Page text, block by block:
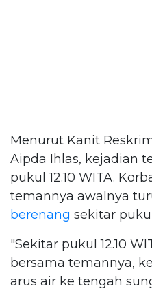
Menurut Kanit
Aipda Ihlas, kejadian
pukul 12.10 WITA.
temannya awalnya
berenang sekitar
"Sekitar pukul 12.10
bersama temannya,
arus air ke tengah